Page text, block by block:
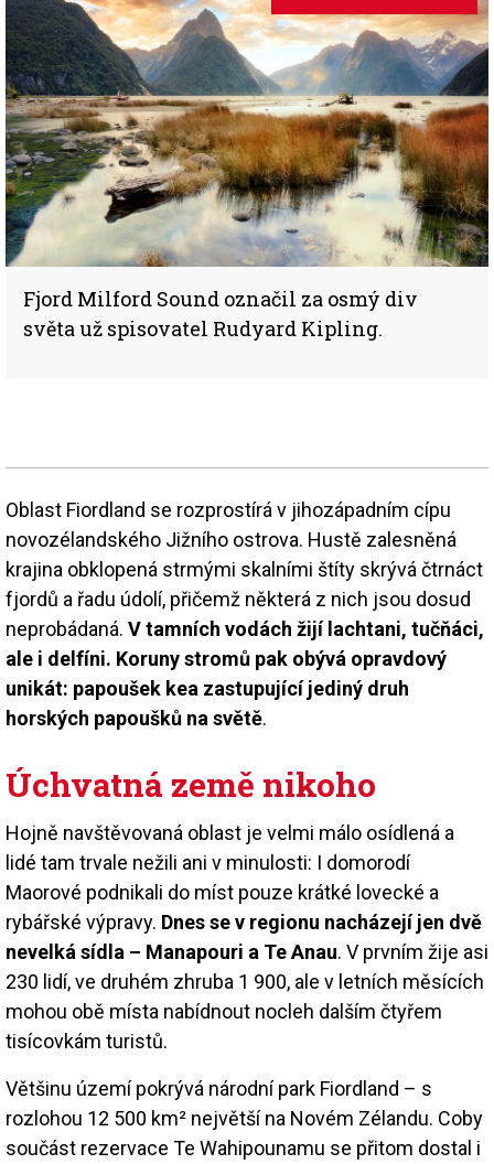
Fjord Milford Sound označil za osmý div
světa už spisovatel Rudyard Kipling.
Oblast Fiordland se rozprostírá v jihozápadním cípu
novozélandského Jižního ostrova. Hustě zalesněná
krajina obklopená strmými skalními štíty skrývá čtrnáct
fjordů a řadu údolí, přičemž některá z nich jsou dosud
neprobádaná. V tamních vodách žijí lachtani, tučňáci,
ale i delfíni. Koruny stromů pak obývá opravdový
unikát: papoušek kea zastupující jediný druh
horských papoušků na světě.
Úchvatná země nikoho
Hojně navštěvovaná oblast je velmi málo osídlená a
lidé tam trvale nežili ani v minulosti: I domorodí
Maorové podnikali do míst pouze krátké lovecké a
rybářské výpravy. Dnes se v regionu nacházejí jen dvě
nevelká sídla – Manapouri a Te Anau. V prvním žije asi
230 lidí, ve druhém zhruba 1 900, ale v letních měsících
mohou obě místa nabídnout nocleh dalším čtyřem
tisícovkám turistů.
Většinu území pokrývá národní park Fiordland – s
rozlohou 12 500 km² největší na Novém Zélandu. Coby
součást rezervace Te Wahipounamu se přitom dostal i